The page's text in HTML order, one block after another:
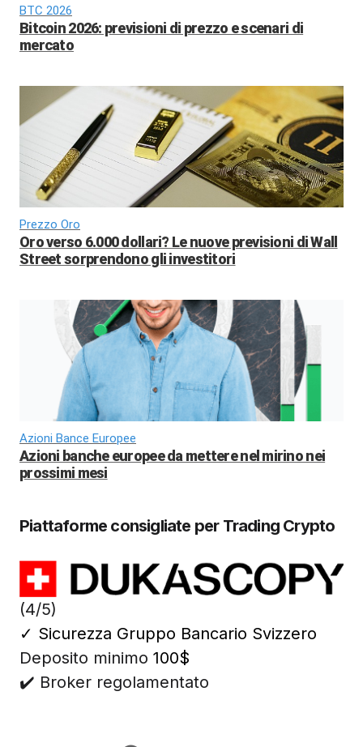
BTC 2026
Bitcoin 2026: previsioni di prezzo e scenari di
mercato
Prezzo Oro
Oro verso 6.000 dollari? Le nuove previsioni di Wall
Street sorprendono gli investitori
Azioni Bance Europee
Azioni banche europee da mettere nel mirino nei
prossimi mesi
Piattaforme consigliate per Trading Crypto
(4/5)
✓ Sicurezza Gruppo Bancario Svizzero
Deposito minimo 100$
✔️ Broker regolamentato